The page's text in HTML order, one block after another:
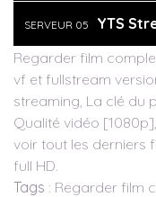
SERVEUR 05 YTS
Regarder film
vf et fullstream
streaming, La clé du
Qualité vidéo
voir tout les derniers
full HD.
Tags : Regarder film